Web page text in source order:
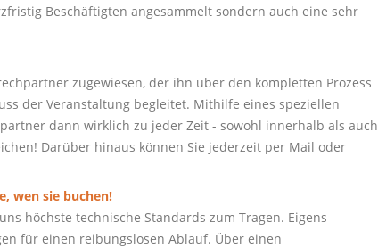
Beschäftigten angesammelt sondern auch eine sehr
zugewiesen, der ihn über den kompletten Prozess
der Veranstaltung begleitet. Mithilfe eines speziellen
dann wirklich zu jeder Zeit - sowohl innerhalb als auch
Darüber hinaus können Sie jederzeit per Mail oder
wen sie buchen!
höchste technische Standards zum Tragen. Eigens
für einen reibungslosen Ablauf. Über einen